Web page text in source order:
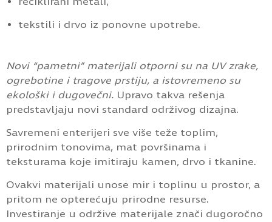
tekstili i drvo iz ponovne upotrebe.
Novi “pametni” materijali otporni su na UV zrake,
ogrebotine i tragove prstiju, a istovremeno su
ekološki i dugovečni. Upravo takva rešenja
predstavljaju novi standard održivog dizajna.
Savremeni enterijeri sve više teže toplim,
prirodnim tonovima, mat površinama i
teksturama koje imitiraju kamen, drvo i tkanine.
Ovakvi materijali unose mir i toplinu u prostor, a
pritom ne opterećuju prirodne resurse.
Investiranje u održive materijale znači dugoročno